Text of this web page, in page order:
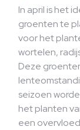
In april is het
groenten te
voor het
wortelen,
Deze
seizoen
het planten
een